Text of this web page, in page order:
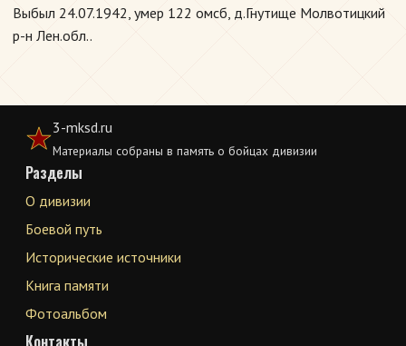
Выбыл 24.07.1942, умер 122 омсб, д.Гнутище Молвотицкий
р-н Лен.обл..
3-mksd.ru
Материалы собраны в память о бойцах дивизии
Разделы
О дивизии
Боевой путь
Исторические источники
Книга памяти
Фотоальбом
Контакты